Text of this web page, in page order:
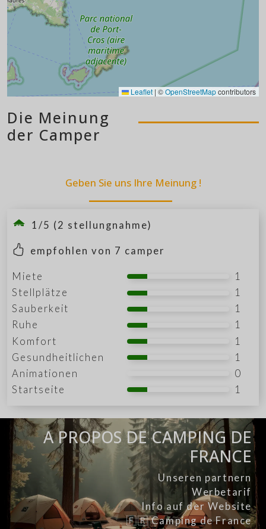
Leaflet | ©OpenStreetMapcontributors
Die Meinung
der Camper
Geben Sie uns Ihre Meinung !
1/5 (2 stellungnahme)
empfohlen von 7 camper
Miete
1
Stellplätze
1
Sauberkeit
1
Ruhe
1
Komfort
1
Gesundheitlichen
1
Animationen
0
Startseite
1
A PROPOS DE CAMPING DE
FRANCE
Unseren partnern
Werbetarif
Info auf der Website
🇫🇷 Camping de France